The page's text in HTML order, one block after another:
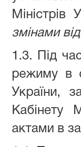
змінами
1.3. Під
режиму в
України,
Кабінету
актами в